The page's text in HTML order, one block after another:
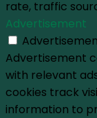
rate, traffic
Advertisement
Advertisement
with relevant
cookies track
information to